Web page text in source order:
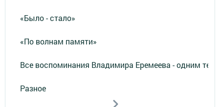
«Было - стало»
«По волнам памяти»
Все воспоминания Владимира Еремеева - одним
Разное